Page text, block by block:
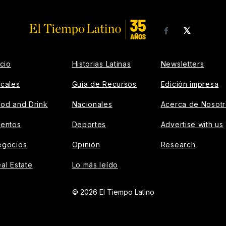
𝕏
Facebook
and Drink
Estate
Historias Latinas
Guía de Recursos
Nacionales
Deportes
Opinión
Lo más leído
Newsletters
Edición impresa
Acerca de
Advertise with us
Research
© 2026 El Tiempo Latino